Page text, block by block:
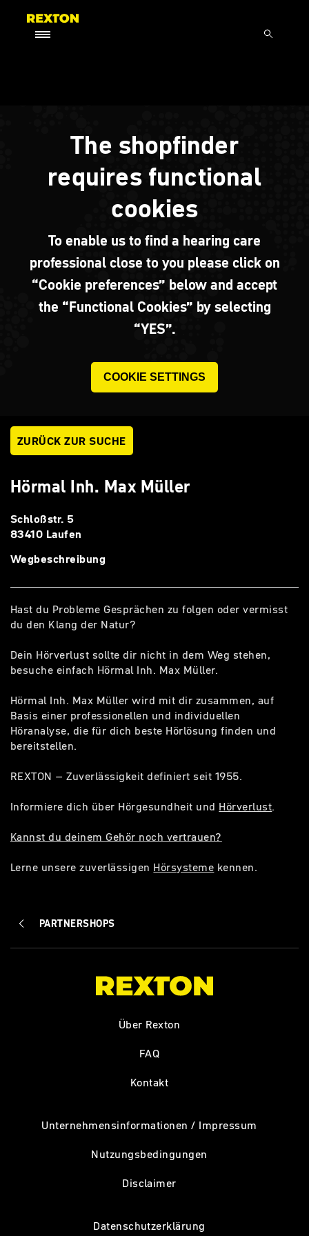
ZURÜCK ZUR SUCHE
Hörmal Inh. Max Müller
Schloßstr. 5
83410 Laufen
Wegbeschreibung
Hast du Probleme Gesprächen zu folgen oder vermisst
du den Klang der Natur?
Dein Hörverlust sollte dir nicht in dem Weg stehen,
besuche einfach Hörmal Inh. Max Müller.
Hörmal Inh. Max Müller wird mit dir zusammen, auf
Basis einer professionellen und individuellen
Höranalyse, die für dich beste Hörlösung finden und
bereitstellen.
REXTON – Zuverlässigkeit definiert seit 1955.
Informiere dich über Hörgesundheit und Hörverlust.
Kannst du deinem Gehör noch vertrauen?
Lerne unsere zuverlässigen Hörsysteme kennen.
The shopfinder
requires functional
cookies
To enable us to find a hearing care
professional close to you please click on
“Cookie preferences” below and accept
the “Functional Cookies” by selecting
“YES”.
COOKIE SETTINGS
PARTNERSHOPS
Über Rexton
FAQ
Kontakt
Unternehmensinformationen / Impressum
Nutzungsbedingungen
Disclaimer
Datenschutzerklärung